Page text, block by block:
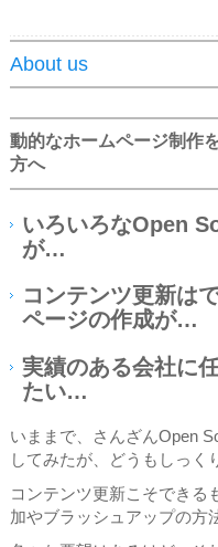
About us
動的なホームページ制作
方へ
いろいろなOpen
が…
コンテンツ更新は
ページの作成が…
実績のある会社に
たい…
いままで、さんざんOpen
してみたが、どうもしっく
コンテンツ更新こそできる
加やブラッシュアップの方